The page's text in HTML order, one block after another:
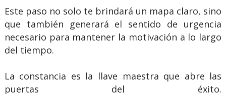
Este paso no solo te brindará un mapa claro, sino
que también generará el sentido de urgencia
necesario para mantener la motivación a lo largo
del tiempo.
La constancia es la llave maestra que abre las
puertas del éxito.